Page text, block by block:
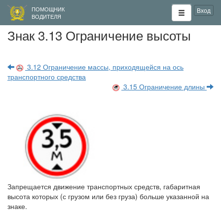
ПОМОЩНИК
ВОДИТЕЛЯ
Вход
Знак 3.13 Ограничение высоты
3.12 Ограничение массы, приходящейся на ось
транспортного средства
3.15 Ограничение длины
Запрещается движение транспортных средств, габаритная
высота которых (с грузом или без груза) больше указанной на
знаке.